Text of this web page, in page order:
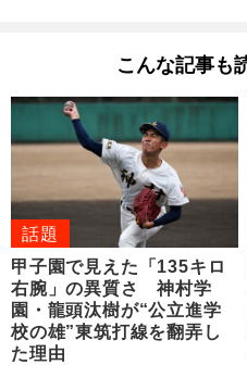
こんな記事も
話題
甲子園で見えた「135キロ
右腕」の異質さ 神村学
園・龍頭汰樹が“公立進学
校の雄”東筑打線を翻弄し
た理由